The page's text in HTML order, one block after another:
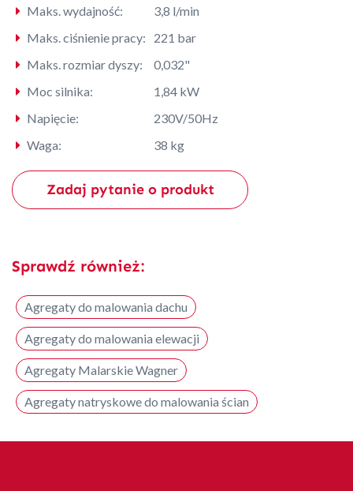
Maks. wydajność:
3,8 l/min
Maks. ciśnienie pracy:
221 bar
Maks. rozmiar dyszy:
0,032"
Moc silnika:
1,84 kW
Napięcie:
230V/50Hz
Waga:
38 kg
Zadaj pytanie o produkt
Sprawdź również:
Agregaty do malowania dachu
Agregaty do malowania elewacji
Agregaty Malarskie Wagner
Agregaty natryskowe do malowania ścian